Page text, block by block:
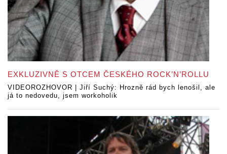
EXKLUZIVNĚ S OTCEM ČESKÉHO ROCK’N’ROLLU
VIDEOROZHOVOR | Jiří Suchý: Hrozně rád bych lenošil, ale
já to nedovedu, jsem workoholik